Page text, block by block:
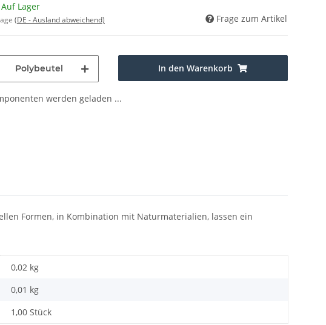
Lager
(DE - Ausland abweichend) Frage zum Artikel
Polybeutel In den Warenkorb
werden geladen ...
Formen, in Kombination mit Naturmaterialien, lassen ein
0,02 kg
0,01 kg
1,00 Stück